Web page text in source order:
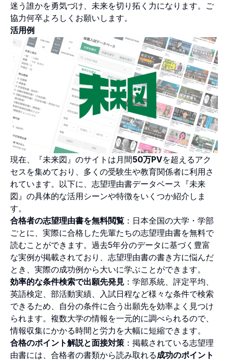
迷う誰かを勇気づけ、未来を切り拓く力になります。ご
協力何卒よろしくお願いします。
活用例
現在、『未来図』のサイトは月間50万PVを超えるアク
セスを集めており、多くの受験生や教育関係者に利用さ
れています。以下に、志望理由書データベース『未来
図』の具体的な活用シーンや特徴をいくつか紹介しま
す。
合格者の志望理由書を無料閲覧 ：日本全国の大学・学部
ごとに、実際に合格した先輩たちの志望理由書を無料で
読むことができます。過去5年分のデータに基づく豊富
な実例が掲載されており、志望理由書の書き方に悩んだ
とき、実際の成功例から大いに学ぶことができます。
効率的な条件検索で出願先発見 ：学部系統、評定平均、
英語検定、部活動実績、入試日程など様々な条件で検索
できるため、自分の条件に合う出願先を効率よく見つけ
られます。複数大学の情報を一元的に調べられるので、
情報収集にかかる時間と労力を大幅に短縮できます。
合格のポイント解説と面接対策 ：掲載されている志望理
由書には、合格者の書類から読み取れる成功のポイント